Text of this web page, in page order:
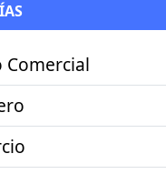
Comercial